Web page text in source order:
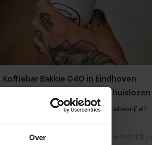
Over
Koffiebar Bakkie 040 in Eindhoven
wordt gerund door dak- en thuislozen
Cool Concept | Ken je dit foodservicebedrijf al?
22 augustus 2022 3
Foodservice